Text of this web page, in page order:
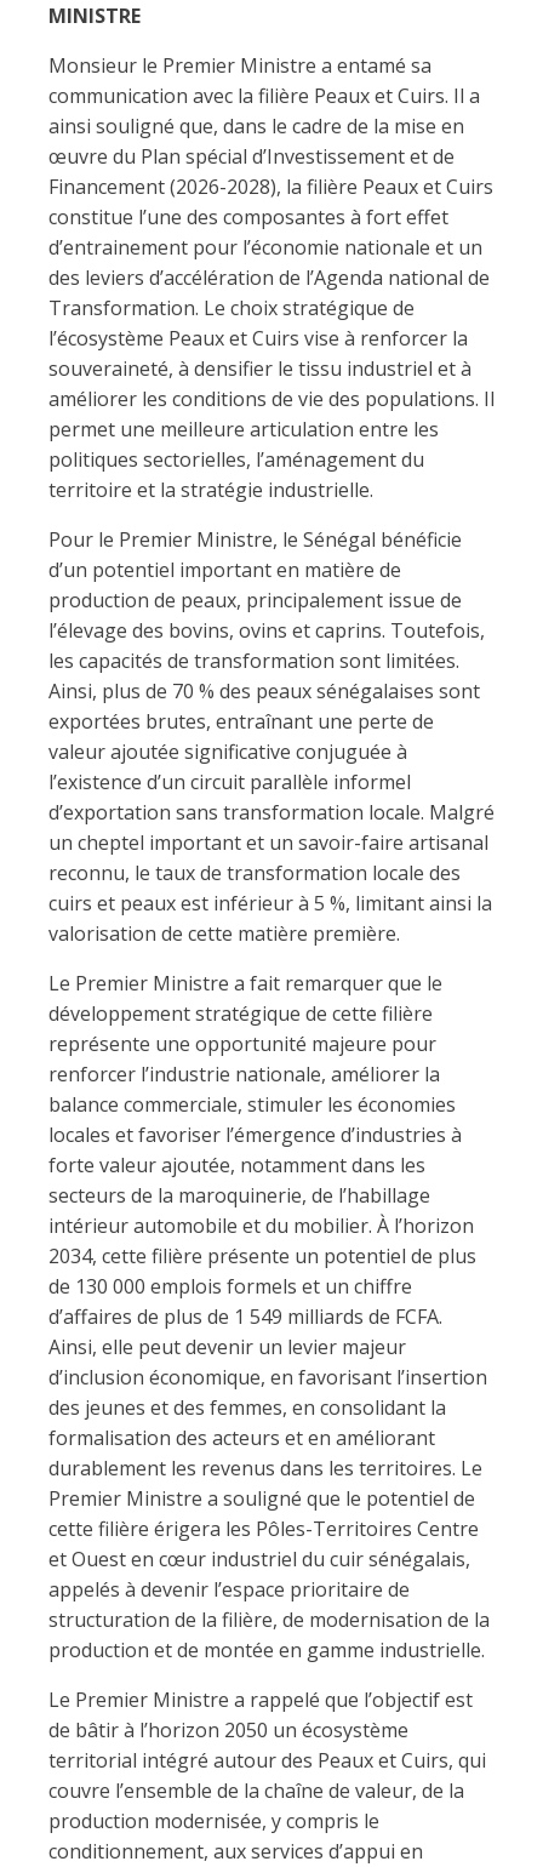
MINISTRE
Monsieur le Premier Ministre a entamé sa
communication avec la filière Peaux et Cuirs. Il a
ainsi souligné que, dans le cadre de la mise en
œuvre du Plan spécial d’Investissement et de
Financement (2026-2028), la filière Peaux et Cuirs
constitue l’une des composantes à fort effet
d’entrainement pour l’économie nationale et un
des leviers d’accélération de l’Agenda national de
Transformation. Le choix stratégique de
l’écosystème Peaux et Cuirs vise à renforcer la
souveraineté, à densifier le tissu industriel et à
améliorer les conditions de vie des populations. Il
permet une meilleure articulation entre les
politiques sectorielles, l’aménagement du
territoire et la stratégie industrielle.
Pour le Premier Ministre, le Sénégal bénéficie
d’un potentiel important en matière de
production de peaux, principalement issue de
l’élevage des bovins, ovins et caprins. Toutefois,
les capacités de transformation sont limitées.
Ainsi, plus de 70 % des peaux sénégalaises sont
exportées brutes, entraînant une perte de
valeur ajoutée significative conjuguée à
l’existence d’un circuit parallèle informel
d’exportation sans transformation locale. Malgré
un cheptel important et un savoir-faire artisanal
reconnu, le taux de transformation locale des
cuirs et peaux est inférieur à 5 %, limitant ainsi la
valorisation de cette matière première.
Le Premier Ministre a fait remarquer que le
développement stratégique de cette filière
représente une opportunité majeure pour
renforcer l’industrie nationale, améliorer la
balance commerciale, stimuler les économies
locales et favoriser l’émergence d’industries à
forte valeur ajoutée, notamment dans les
secteurs de la maroquinerie, de l’habillage
intérieur automobile et du mobilier. À l’horizon
2034, cette filière présente un potentiel de plus
de 130 000 emplois formels et un chiffre
d’affaires de plus de 1 549 milliards de FCFA.
Ainsi, elle peut devenir un levier majeur
d’inclusion économique, en favorisant l’insertion
des jeunes et des femmes, en consolidant la
formalisation des acteurs et en améliorant
durablement les revenus dans les territoires. Le
Premier Ministre a souligné que le potentiel de
cette filière érigera les Pôles-Territoires Centre
et Ouest en cœur industriel du cuir sénégalais,
appelés à devenir l’espace prioritaire de
structuration de la filière, de modernisation de la
production et de montée en gamme industrielle.
Le Premier Ministre a rappelé que l’objectif est
de bâtir à l’horizon 2050 un écosystème
territorial intégré autour des Peaux et Cuirs, qui
couvre l’ensemble de la chaîne de valeur, de la
production modernisée, y compris le
conditionnement, aux services d’appui en